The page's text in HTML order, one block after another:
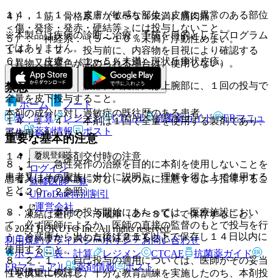
１４．１．１． 皮膚が敏感な部位、皮膚に異常のある部位
＜傷・発疹・発赤・硬結等＞には投与しないこと。
１４．１．２． 投与前に、内容物を目視により確認する
（異物又は変色が認められる場合は、使用しない）。
１４．１．３． 腹部、大腿部又は上腕部に、１回の投与で
全量を皮下投与すること。
１４．１．４． 本剤は１回で全量を使用する製剤であり、
再使用しないこと。
１４．２． 薬剤交付時の注意
患者又はその家族に対し、次の点に注意するよう指導するこ
と〔２０．２参照〕。
・ 凍結は避けて、冷蔵庫（２〜８℃）で保存すること。
・ 冷蔵庫から出した後は２５℃以下で保存し１４日以内に
使用すること。
（取扱い上の注意）
４）． 筋・骨格系：（１〜５％未満）筋肉痛。
５）． 神経系：（５〜１０％未満）浮動性めまい。
６）． 皮膚：（１〜５％未満）斑状丘疹状皮疹。
禁忌
本剤の成分に対し過敏症の既往歴のある患者。
重要な基本的注意
８．１． 急性発作の治療を目的に本剤を使用しないことを
患者又はその家族に十分に説明し、理解を得た上で使用する
こと。
８．２． 本剤の投与開始にあたっては、医療施設におい
て、必ず医師によるか、医師の直接の監督のもとで投与を行
うこと。また、次の点に注意すること。
８．２．１． 自己投与の適用については、医師がその妥当
性を慎重に検討し、十分な教育訓練を実施したのち、本剤投
※本製品は疾病の診断・治療・予防を目的としたプログラム
ではありません。
ホーム
ノート
表・計算
レジメン CTCAE 抗菌薬ガイド
ERマニュ
アル
薬剤情報 ポスト
新規登録
ログイン
監修医師一覧
UpToDate特別割引
運営会社
© 2021 HOKUTO Inc. All rights reserved.
利用規約プライバシーポリシーお問い合わせ
ホーム
表・計算 レジメン CTCAE
抗菌薬ガイド
ERマニュアル
薬剤情報 ポスト